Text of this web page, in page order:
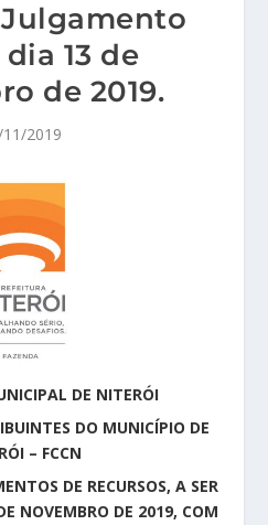
13 de
de 2019.
2019
DE NITERÓI
DO MUNICÍPIO DE
– FCCN
DE RECURSOS, A SER
NOVEMBRO DE 2019, COM